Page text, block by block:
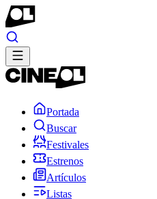
Portada
Buscar
Festivales
Estrenos
Artículos
Listas